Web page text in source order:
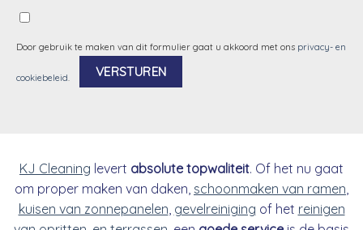
Door gebruik te maken van dit formulier gaat u akkoord met ons privacy- en
cookiebeleid.
KJ Cleaning levert absolute topwaliteit. Of het nu gaat
om proper maken van daken, schoonmaken van ramen
kuisen van zonnepanelen gevelreiniging of het reinigen